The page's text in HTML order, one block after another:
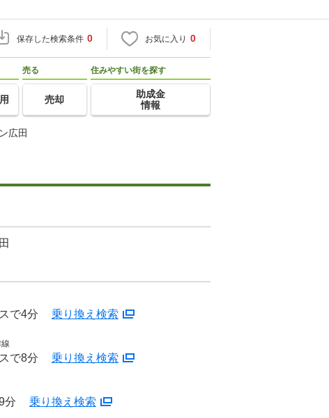
保存した検索条件 0 お気に入り 0
売る
売却
住みやすい街を探す
助成金
情報
広田
で4分 乗り換え検索
で8分 乗り換え検索
分 乗り換え検索